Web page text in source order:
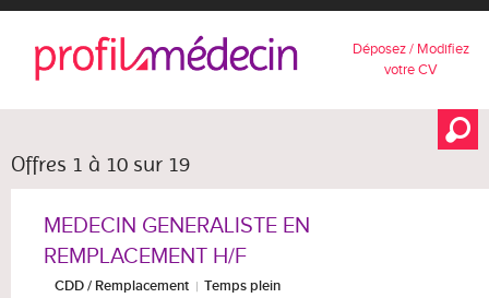
Déposez / Modifiez
votre CV
Offres 1 à 10 sur 19
MEDECIN GENERALISTE EN
REMPLACEMENT H/F
CDD / Remplacement
Temps plein